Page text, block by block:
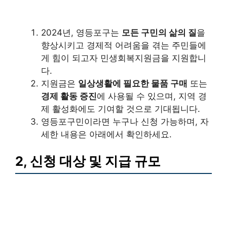
2024년, 영등포구는 모든 구민의 삶의 질을
향상시키고 경제적 어려움을 겪는 주민들에
게 힘이 되고자 민생회복지원금을 지원합니
다.
지원금은 일상생활에 필요한 물품 구매 또는
경제 활동 증진에 사용될 수 있으며, 지역 경
제 활성화에도 기여할 것으로 기대됩니다.
영등포구민이라면 누구나 신청 가능하며, 자
세한 내용은 아래에서 확인하세요.
2, 신청 대상 및 지급 규모